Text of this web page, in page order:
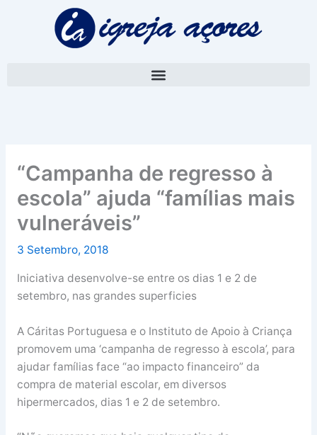
“Campanha de regresso à
escola” ajuda “famílias mais
vulneráveis”
3 Setembro, 2018
Iniciativa desenvolve-se entre os dias 1 e 2 de
setembro, nas grandes superficies
A Cáritas Portuguesa e o Instituto de Apoio à Criança
promovem uma ‘campanha de regresso à escola’, para
ajudar famílias face “ao impacto financeiro” da
compra de material escolar, em diversos
hipermercados, dias 1 e 2 de setembro.